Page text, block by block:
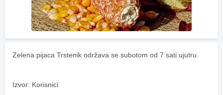
Zelena pijaca Trstenik održava se subotom od 7 sati ujutru.
Izvor: Korisnici